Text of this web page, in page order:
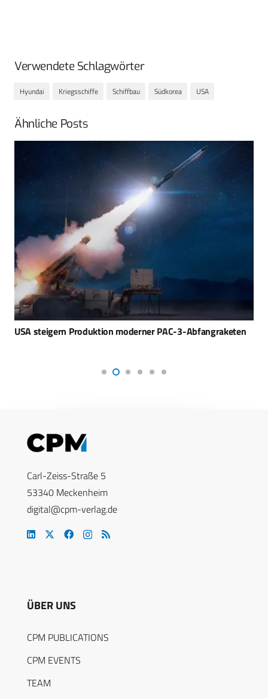
Verwendete Schlagwörter
Hyundai Kriegsschiffe Schiffbau Südkorea USA
Ähnliche Posts
USA steigern Produktion moderner PAC-3-Abfangraketen
Carl-Zeiss-Straße 5
53340 Meckenheim
digital@cpm-verlag.de
ÜBER UNS
CPM PUBLICATIONS
CPM EVENTS
TEAM